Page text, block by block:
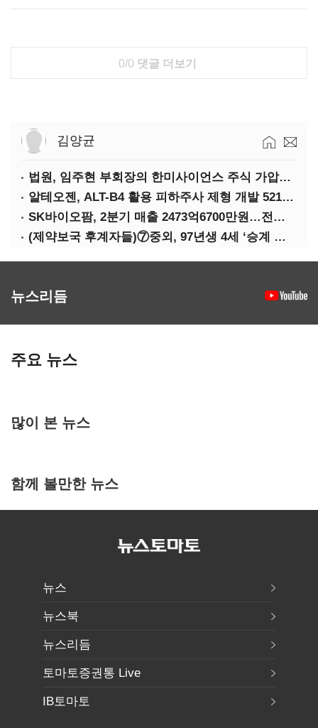
0/0 댓글 더보기
김양균
법원, 임주현 부회장의 한미사이언스 주식 가압류 결정
알테오젠, ALT-B4 활용 피하주사 제형 개발 5219억원 기술이전
SK바이오팜, 2분기 매출 2473억6700만원…전년비 40.3% 상승
(제약보국 후계자들)⑦중외, 97년생 4세 ‘승계 수업’ 시작됐다
뉴스리듬
주요 뉴스
많이 본 뉴스
함께 볼만한 뉴스
뉴스
뉴스북
뉴스리듬
토마토증권통 Live
IB토마토